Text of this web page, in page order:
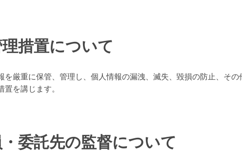
措置について
を厳重に保管、管理し、個人情報の漏洩、滅失、毀損の防止、その
置を講じます。
委託先の監督について